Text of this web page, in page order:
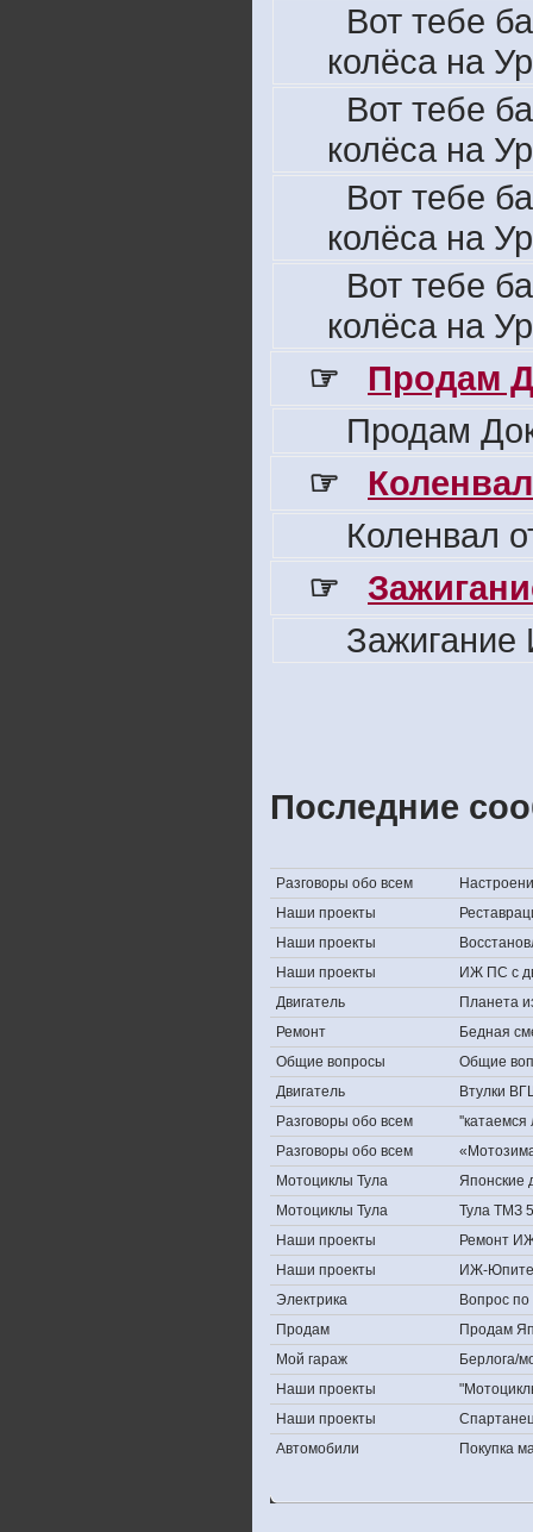
Вот тебе
колёса на
Вот тебе
колёса на
Вот тебе
колёса на
Вот тебе
колёса на
☞
Продам
Продам
☞
Коленвал
☞
Последние
Разговоры обо всем
Наши проекты
Наши проекты
Наши проекты
ИЖ ПС с
Двигатель
Планета
Ремонт
Бедная
Общие вопросы
Общие
Двигатель
Втулки
Разговоры обо всем
Разговоры обо всем
Мотоциклы Тула
Японские
Мотоциклы Тула
Тула ТМЗ
Наши проекты
Ремонт
Наши проекты
ИЖ-
Электрика
Вопрос по
Продам
Продам
Мой гараж
Берлога/
Наши проекты
Наши проекты
Автомобили
Покупка